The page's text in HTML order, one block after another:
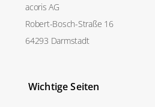
acoris AG
Robert-Bosch-Straße 16
64293 Darmstadt
Wichtige Seiten